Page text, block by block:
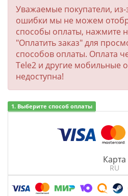
Уважаемые покупатели, из-
ошибки мы не можем
способы оплаты, нажмите
"Оплатить заказ" для
способов оплаты. Оплата
Tele2 и другие мобильные
недоступна!
1. Выберите способ оплаты
Карта
RU